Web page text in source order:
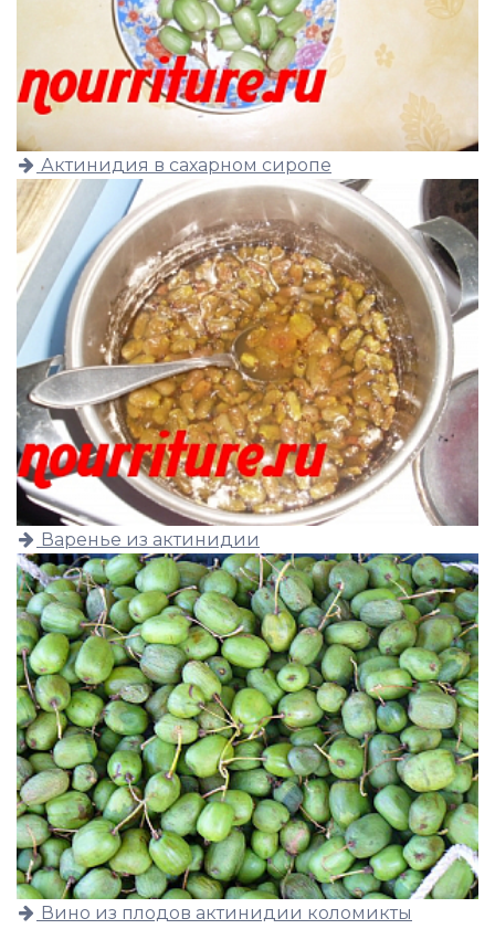
Актинидия в сахарном сиропе
Варенье из актинидии
Вино из плодов актинидии коломикты